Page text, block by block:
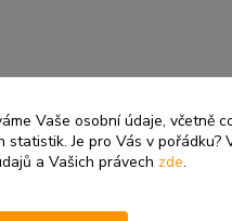
Vaše osobní údaje, včetně
Je pro Vás v pořádku?
a Vašich právech zde.